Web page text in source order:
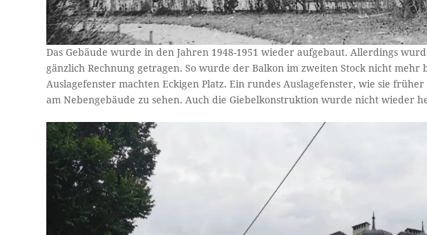
Das Gebäude wurde in den Jahren 1948-1951 wieder aufgebaut. Allerdings
gänzlich Rechnung getragen. So wurde der Balkon im zweiten Stock nicht
Auslagefenster machten Eckigen Platz. Ein rundes Auslagefenster, wie sie
am Nebengebäude zu sehen. Auch die Giebelkonstruktion wurde nicht wieder